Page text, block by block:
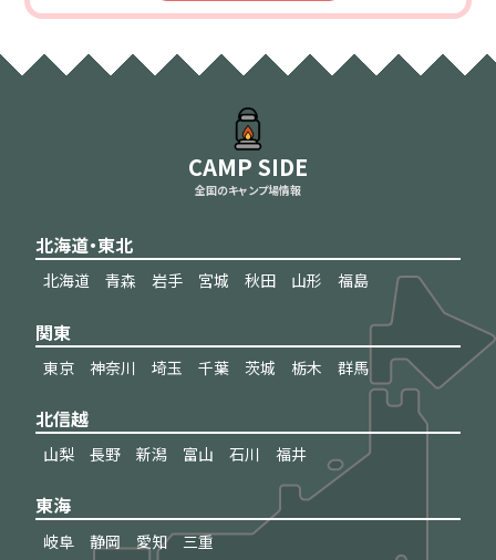
CAMP SIDE
全国のキャンプ場情報
北海道・東北
北海道 青森 岩手 宮城 秋田 山形 福島
関東
東京 神奈川 埼玉 千葉 茨城 栃木 群馬
北信越
山梨 長野 新潟 富山 石川 福井
東海
岐阜 静岡 愛知 三重